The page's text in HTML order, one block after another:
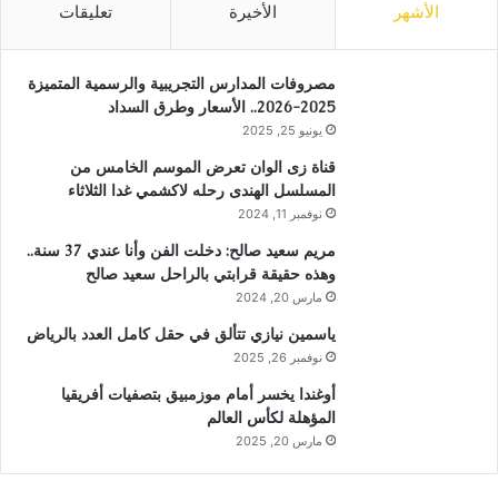
الأشهر الأخيرة تعليقات
مصروفات المدارس التجريبية والرسمية المتميزة
2025-2026.. الأسعار وطرق السداد
يونيو 25, 2025
قناة زى الوان تعرض الموسم الخامس من
المسلسل الهندى رحله لاكشمي غدا الثلاثاء
نوفمبر 11, 2024
مريم سعيد صالح: دخلت الفن وأنا عندي 37 سنة..
وهذه حقيقة قرابتي بالراحل سعيد صالح
مارس 20, 2024
ياسمين نيازي تتألق في حقل كامل العدد بالرياض
نوفمبر 26, 2025
أوغندا يخسر أمام موزمبيق بتصفيات أفريقيا
المؤهلة لكأس العالم
مارس 20, 2025